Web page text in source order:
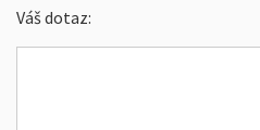
Váš dotaz: